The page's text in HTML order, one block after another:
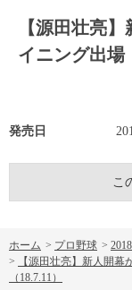
【源田壮亮
イニング出場
発売日
こ
ホーム > プロ野球 >
>
【源田壮亮】新人開幕
（18.7.11）